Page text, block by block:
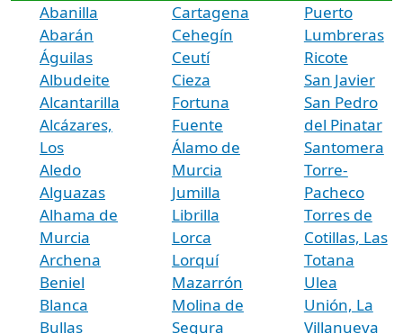
Abanilla
Abarán
Águilas
Albudeite
Alcantarilla
Alcázares,
Los
Aledo
Alguazas
Alhama de
Murcia
Archena
Beniel
Blanca
Bullas
Cartagena
Cehegín
Ceutí
Cieza
Fortuna
Fuente
Álamo de
Murcia
Jumilla
Librilla
Lorca
Lorquí
Mazarrón
Molina de
Segura
Puerto
Lumbreras
Ricote
San Javier
San Pedro
del Pinatar
Santomera
Torre-
Pacheco
Torres de
Cotillas, Las
Totana
Ulea
Unión, La
Villanueva